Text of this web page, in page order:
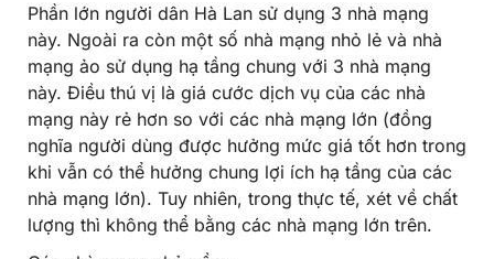
Phần lớn người dân Hà Lan sử dụng 3 nhà mạng
này. Ngoài ra còn một số nhà mạng nhỏ lẻ và nhà
mạng ảo sử dụng hạ tầng chung với 3 nhà mạng
này. Điều thú vị là giá cước dịch vụ của các nhà
mạng này rẻ hơn so với các nhà mạng lớn (đồng
nghĩa người dùng được hưởng mức giá tốt hơn trong
khi vẫn có thể hưởng chung lợi ích hạ tầng của các
nhà mạng lớn). Tuy nhiên, trong thực tế, xét về chất
lượng thì không thể bằng các nhà mạng lớn trên.